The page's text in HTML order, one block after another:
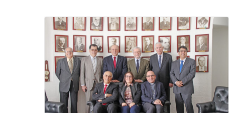
Profesor
Nicolás
Majluf
fue
distinguido
con
el